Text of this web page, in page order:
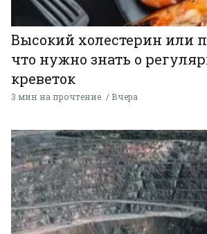
Высокий холестерин или
что нужно знать о
креветок
3 мин на прочтение Вчера